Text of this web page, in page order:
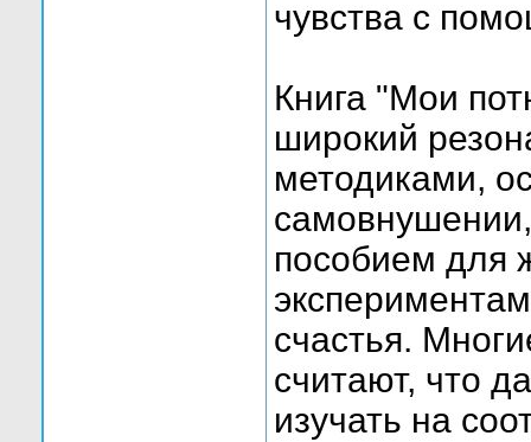
чувства с
Книга "Мои
широкий
методиками,
пособием для
счастья.
считают, что
изучать на